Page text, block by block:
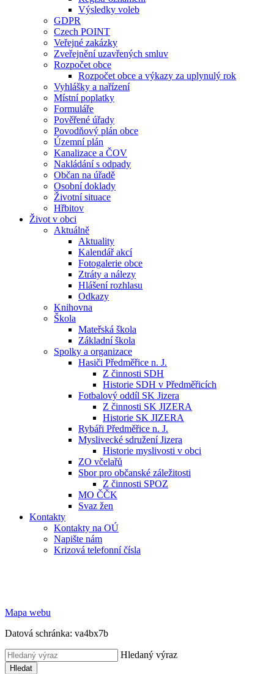
Výsledky voleb
GDPR
Czech POINT
Veřejné zakázky
Zveřejnění uzavřených smluv
Rozpočet obce
Rozpočet obce a výkazy za uplynulý rok
Vyhlášky a nařízení
Místní poplatky
Formuláře
Pověřené úřady
Povodňový plán obce
Územní plán
Kanalizace a ČOV
Nakládání s odpady
Občan na úřadě
Osobní doklady
Životní situace
Hřbitov
Život v obci
Aktuálně
Aktuality
Kalendář akcí
Fotogalerie obce
Ztráty a nálezy
Hlášení rozhlasu
Odkazy
Knihovna
Škola
Mateřská škola
Základní škola
Spolky a organizace
Hasiči Předměřice n. J.
Z činnosti SDH
Historie SDH v Předměřicích
Fotbalový oddíl SK Jizera
Z činnosti SK JIZERA
Historie SK JIZERA
Rybáři Předměřice n. J.
Myslivecké sdružení Jizera
Historie myslivosti v obci
ZO včelařů
Sbor pro občanské záležitosti
Z činnosti SPOZ
MO ČČK
Svaz žen
Kontakty
Kontakty na OÚ
Napište nám
Krizová telefonní čísla
Mapa webu
Datová schránka: va4bx7b
Hledaný výraz
Hledat